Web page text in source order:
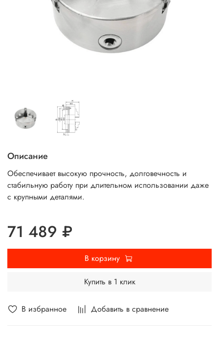
В избранное Добавить в сравнение
Описание
Обеспечивает высокую прочность, долговечность и
стабильную работу при длительном использовании даже
с крупными деталями.
71 489 ₽
В корзину
Купить в 1 клик